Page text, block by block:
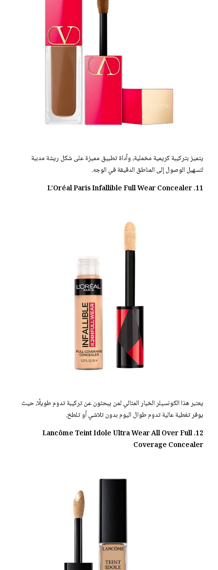
يتميز بتركيبة كريمية مخملية، وأداة تطبيق مميزة على شكل ريشة مدببة
لتسهيل الوصول إلى المناطق الدقيقة في الوجه.
11. L’Oréal Paris Infallible Full Wear Concealer
يعتبر هذا الكونسيلر الخيار المثالي لمن يبحثون عن تركيبة تدوم طويلًا، حيث
يوفر تغطية عالية تدوم طوال اليوم بدون تلاشي أو تلطخ.
12. Lancôme Teint Idole Ultra Wear All Over Full
Coverage Concealer